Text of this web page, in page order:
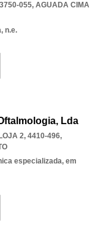
055, AGUADA CIMA
n.e.
Lda
2, 4410-496,
especializada, em